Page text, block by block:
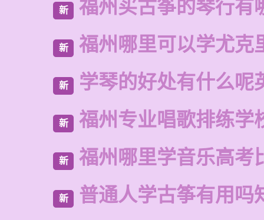
新 福州买古筝的琴行有
新 福州哪里可以学尤克
新 学琴的好处有什么呢
新 福州专业唱歌排练学
新 福州哪里学音乐高考
新 普通人学古筝有用吗